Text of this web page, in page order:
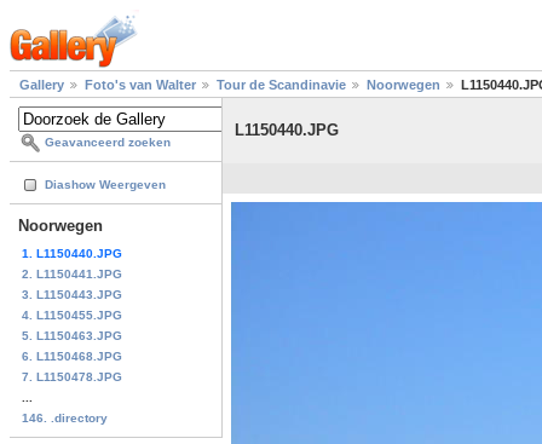
Gallery Foto's van Walter Tour de Scandinavie Noorwegen
Geavanceerd zoeken
Diashow Weergeven
Noorwegen
1. L1150440.JPG
2. L1150441.JPG
3. L1150443.JPG
4. L1150455.JPG
5. L1150463.JPG
6. L1150468.JPG
7. L1150478.JPG
146. .directory
L1150440.JPG